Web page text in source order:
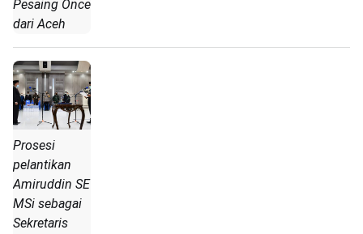
Pesaing Once
dari Aceh
Prosesi
pelantikan
Amiruddin SE
MSi sebagai
Sekretaris